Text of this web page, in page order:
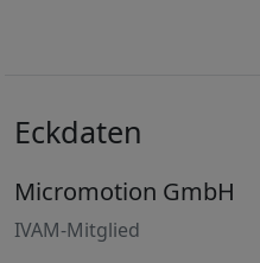
Eckdaten
Micromotion GmbH
IVAM-Mitglied